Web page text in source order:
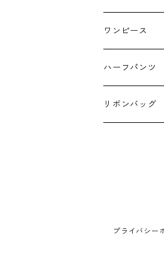
キーホルダー
ワンピース
ハーフパンツ
リボンバッグ
プライバシー